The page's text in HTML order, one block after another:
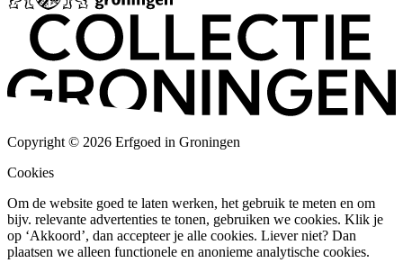
Copyright © 2026 Erfgoed in Groningen
Cookies
Om de website goed te laten werken, het gebruik te meten en om
bijv. relevante advertenties te tonen, gebruiken we cookies. Klik je
op ‘Akkoord’, dan accepteer je alle cookies. Liever niet? Dan
plaatsen we alleen functionele en anonieme analytische cookies.